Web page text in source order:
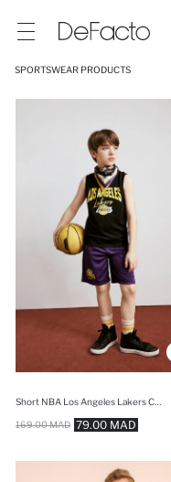
SPORTSWEAR PRODUCTS
79.00 MAD
169.00 MAD